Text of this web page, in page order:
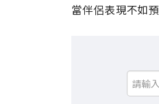
當伴侶表現不如